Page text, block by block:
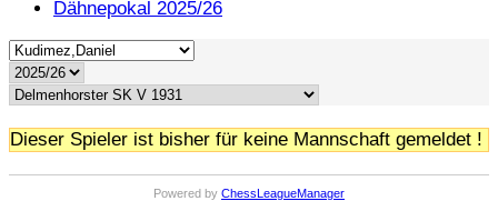
Dähnepokal 2025/26
Dieser Spieler ist bisher für keine Mannschaft gemeldet !
Powered by ChessLeagueManager